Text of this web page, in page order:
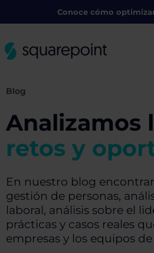
Conoce cómo
Blog
Analizamos
retos y
En nuestro blog
gestión de personas,
laboral, análisis sobre el
prácticas y casos reales
empresas y los equipos